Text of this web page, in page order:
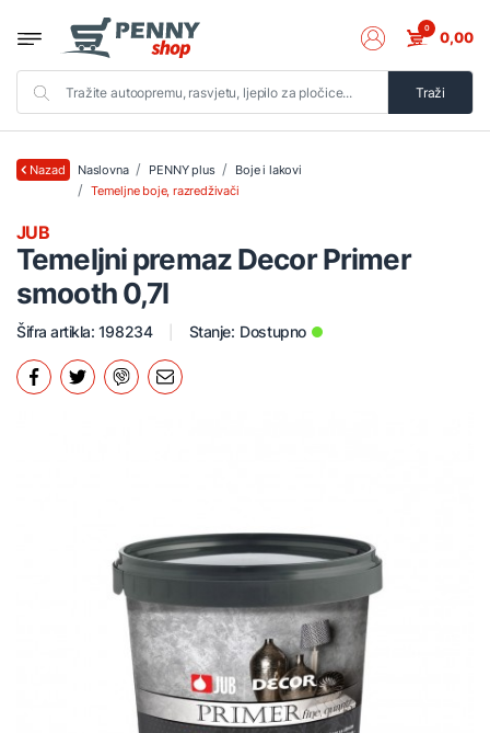
Traži
0 0,00
Nazad Naslovna PENNY plus
Boje i lakovi
Temeljne boje, razredživači
Temeljni premaz Decor Primer
smooth 0,7l
JUB
Šifra artikla: 198234 Stanje: Dostupno